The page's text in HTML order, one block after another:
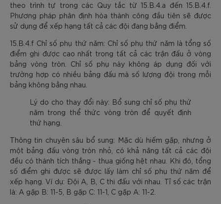
theo trình tự trong các Quy tắc từ 15.B.4.a đến 15.B.4.f.
Phương pháp phân định hòa thành công đầu tiên sẽ được
sử dụng để xếp hạng tất cả các đội đang bằng điểm.
15.B.4.f Chỉ số phụ thứ năm: Chỉ số phụ thứ năm là tổng số
điểm ghi được cao nhất trong tất cả các trận đấu ở vòng
bảng vòng tròn. Chỉ số phụ này không áp dụng đối với
trường hợp có nhiều bảng đấu mà số lượng đội trong mỗi
bảng không bằng nhau.
Lý do cho thay đổi này: Bổ sung chỉ số phụ thứ
năm trong thể thức vòng tròn để quyết định
thứ hạng.
Thông tin chuyên sâu bổ sung: Mặc dù hiếm gặp, nhưng ở
một bảng đấu vòng tròn nhỏ, có khả năng tất cả các đội
đều có thành tích thắng - thua giống hệt nhau. Khi đó, tổng
số điểm ghi được sẽ được lấy làm chỉ số phụ thứ năm để
xếp hạng. Ví dụ: Đội A, B, C thi đấu với nhau. Tỉ số các trận
là: A gặp B: 11-5, B gặp C: 11-1, C gặp A: 11-2.